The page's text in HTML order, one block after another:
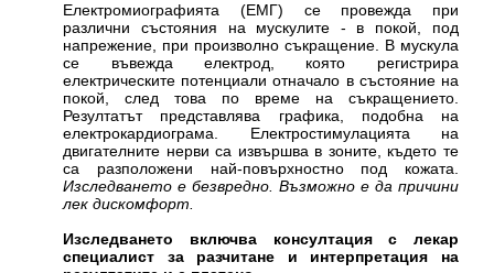
Електромиографията (ЕМГ) се провежда при
различни състояния на мускулите - в покой, под
напрежение, при произволно съкращение. В мускула
се въвежда електрод, която регистрира
електрическите потенциали отначало в състояние на
покой, след това по време на съкращението.
Резултатът представлява графика, подобна на
електрокардиограма. Електростимулацията на
двигателните нерви са извършва в зоните, където те
са разположени най-повърхностно под кожата.
Изследването е безвредно. Възможно е да причини
лек дискомфорт.
Изследването включва консултация с лекар
специалист за разчитане и интерпретация на